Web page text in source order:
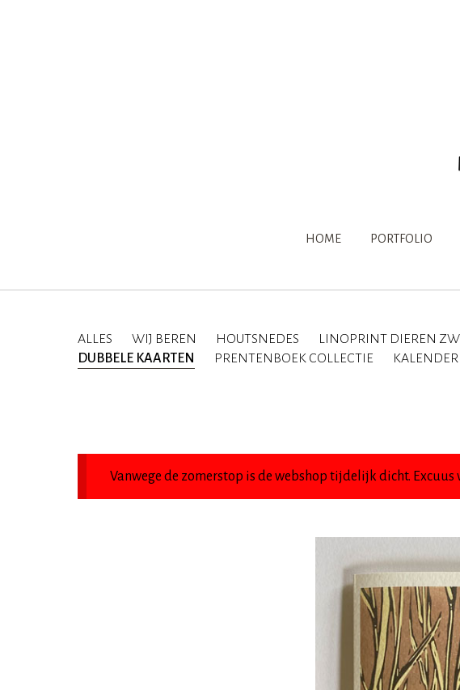
HOME PORTFOLIO
ALLES WIJ BEREN HOUTSNEDES LINOPRINT DIEREN
DUBBELE KAARTEN
PRENTENBOEK COLLECTIE KALENDER
Vanwege de zomerstop is de webshop tijdelijk dicht.